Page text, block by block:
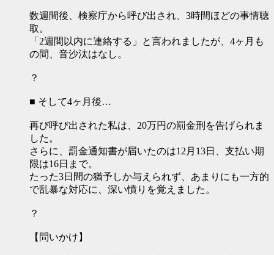
数週間後、検察庁から呼び出され、3時間ほどの事情聴
取。
「2週間以内に連絡する」と言われましたが、4ヶ月も
の間、音沙汰はなし。
？
■ そして4ヶ月後…
再び呼び出された私は、20万円の罰金刑を告げられま
した。
さらに、罰金通知書が届いたのは12月13日、支払い期
限は16日まで。
たった3日間の猶予しか与えられず、あまりにも一方的
で乱暴な対応に、深い憤りを覚えました。
？
【問いかけ】